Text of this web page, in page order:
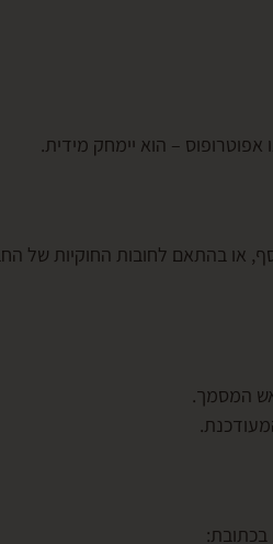
בהתאם לחובות החוקיות של
המסמך.
בכתובת: